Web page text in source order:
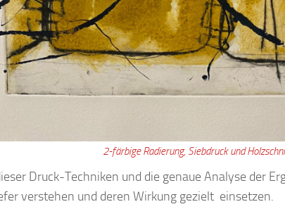
2-färbige Radierung, Siebdruck und
Druck-Techniken und die genaue Analyse der
verstehen und deren Wirkung gezielt einsetzen.